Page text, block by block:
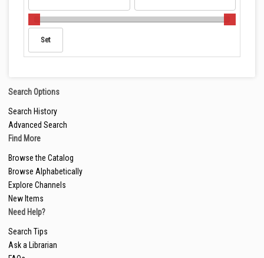
Search Options
Search History
Advanced Search
Find More
Browse the Catalog
Browse Alphabetically
Explore Channels
New Items
Need Help?
Search Tips
Ask a Librarian